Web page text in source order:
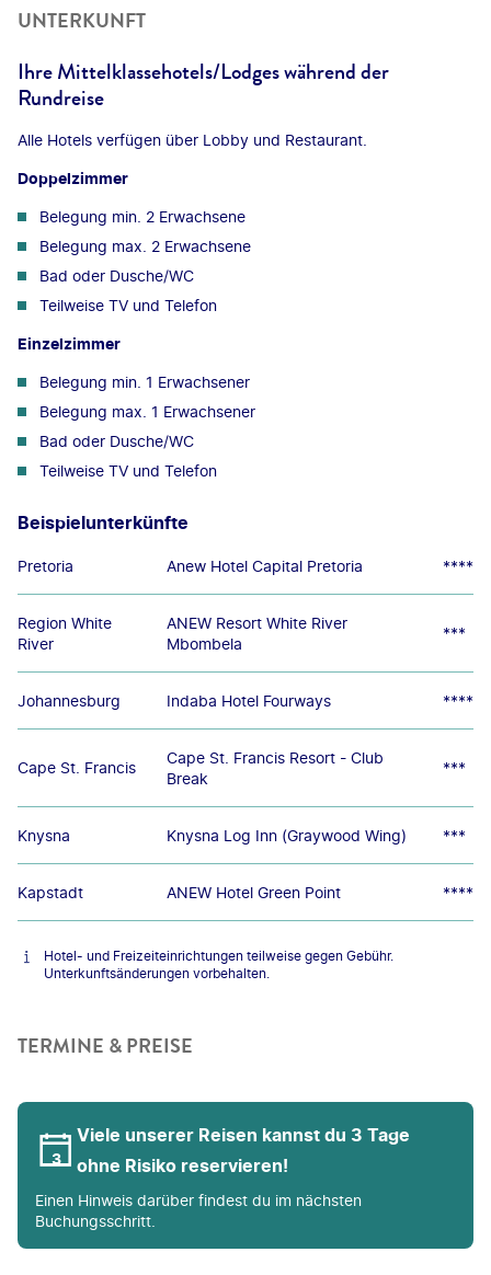
UNTERKUNFT
Ihre Mittelklassehotels/Lodges während der
Rundreise
Alle Hotels verfügen über Lobby und Restaurant.
Doppelzimmer
Belegung min. 2 Erwachsene
Belegung max. 2 Erwachsene
Bad oder Dusche/WC
Teilweise TV und Telefon
Einzelzimmer
Belegung min. 1 Erwachsener
Belegung max. 1 Erwachsener
Bad oder Dusche/WC
Teilweise TV und Telefon
Beispielunterkünfte
Pretoria Anew Hotel Capital Pretoria ****
Region White
River
ANEW Resort White River
Mbombela
***
Johannesburg Indaba Hotel Fourways ****
Cape St. Francis
Cape St. Francis Resort - Club
Break
***
Knysna Knysna Log Inn (Graywood Wing) ***
Kapstadt ANEW Hotel Green Point ****
Hotel- und Freizeiteinrichtungen teilweise gegen Gebühr.
Unterkunftsänderungen vorbehalten.
TERMINE & PREISE
Viele unserer Reisen kannst du 3 Tage
ohne Risiko reservieren!
Einen Hinweis darüber findest du im nächsten
Buchungsschritt.